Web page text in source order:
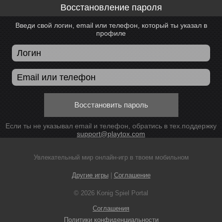
Восстановление пароля
Введи свой логин, email или телефон, который ты указал в
профиле
Восстановить пароль
Если ты не указывал email и телефон, обратись в тех.поддержку
support@playtox.com
Увлекательный мир онлайн-игр в твоем мобильном
Другие игры| Соглашение
© 2026 Konig Spiel Portal
Соглашения
Политики конфиденциальности